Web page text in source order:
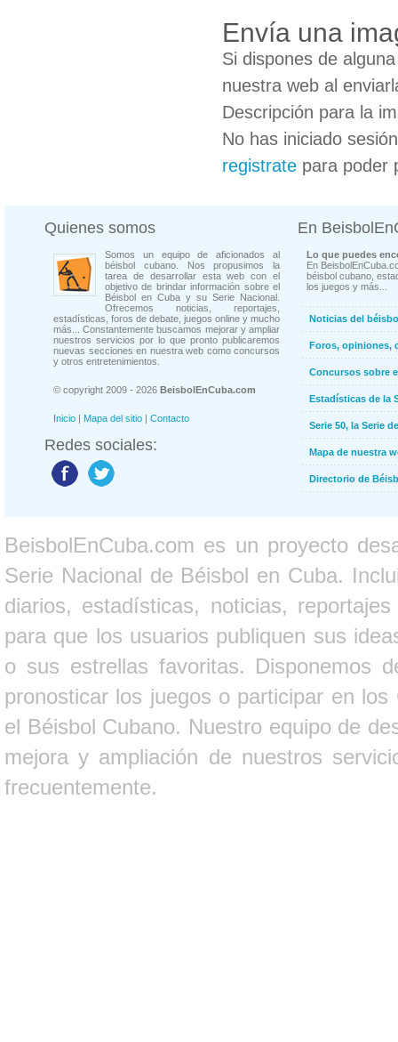
Envía una
Si dispones de
nuestra web al
Descripción para la
No has iniciado
registrate para poder
Quienes somos
Somos un equipo de aficionados al
béisbol cubano. Nos propusimos la
tarea de desarrollar esta web con el
objetivo de brindar información sobre el
Béisbol en Cuba y su Serie Nacional.
Ofrecemos noticias, reportajes,
estadísticas, foros de debate, juegos online y mucho
más... Constantemente buscamos mejorar y ampliar
nuestros servicios por lo que pronto publicaremos
nuevas secciones en nuestra web como concursos
y otros entretenimientos.
© copyright 2009 - 2026 BeisbolEnCuba.com
Inicio | Mapa del sitio | Contacto
Redes sociales:
En
Lo que puedes
En
béisbol cubano,
los juegos y más...
Noticias del
Foros, opiniones,
Concursos sobre
Estadísticas de la
Serie 50, la Serie
Mapa de nuestra
Directorio de
BeisbolEnCuba.com es un proyecto
Serie Nacional de Béisbol en Cuba.
diarios, estadísticas, noticias,
para que los usuarios publiquen sus
o sus estrellas favoritas. Disponemos
pronosticar los juegos o participar en
el Béisbol Cubano. Nuestro equipo de
mejora y ampliación de nuestros
frecuentemente.